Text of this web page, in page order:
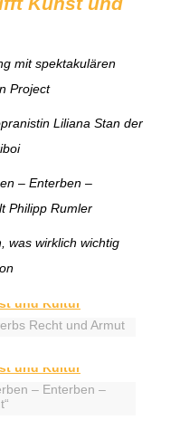
mit spektakulären
Project
Liliana Stan der
– Enterben –
Philipp Rumler
was wirklich wichtig
Recht und Armut
– Enterben –